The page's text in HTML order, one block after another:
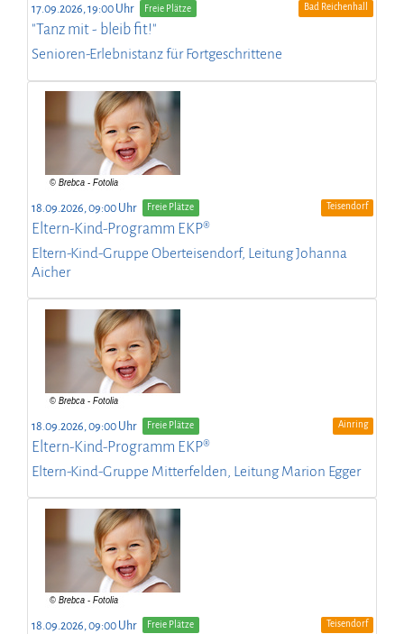
17.09.2026, 19:00 Uhr Freie Plätze Bad Reichenhall
"Tanz mit - bleib fit!"
Senioren-Erlebnistanz für Fortgeschrittene
18.09.2026, 09:00 Uhr Freie Plätze Teisendorf
Eltern-Kind-Programm EKP®
Eltern-Kind-Gruppe Oberteisendorf, Leitung Johanna
Aicher
18.09.2026, 09:00 Uhr Freie Plätze Ainring
Eltern-Kind-Programm EKP®
Eltern-Kind-Gruppe Mitterfelden, Leitung Marion Egger
18.09.2026, 09:00 Uhr Freie Plätze Teisendorf